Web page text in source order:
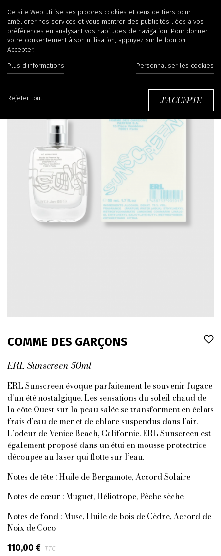
COMME DES GARÇONS
ERL Sunscreen 50ml
ERL Sunscreen évoque parfaitement le souvenir fugace
d’un été nostalgique. Les sensations du soleil chaud de
la côte Ouest sur la peau salée se transforment en éclats
frais d’eau de mer et de chlore suspendus dans l’air.
L’odeur de Venice Beach, Californie. ERL Sunscreen est
également proposé dans un étui en mousse protectrice
découpée au laser qui flotte sur l’eau.
Notes de tête : Huile de Bergamote, Accord Solaire
Notes de cœur : Muguet, Héliotrope, Pêche sèche
Notes de fond : Musc, Huile de bois de Cèdre, Accord de
Noix de Coco
110,00 € TTC
Ce site Web utilise ses propres cookies et ceux de tiers pour
améliorer nos services et vous montrer des publicités liées à vos
préférences en analysant vos habitudes de navigation. Pour donner
votre consentement à son utilisation, appuyez sur le bouton
Accepter.
Plus d'informations Personnaliser les cookies
Rejeter tout J'ACCEPTE